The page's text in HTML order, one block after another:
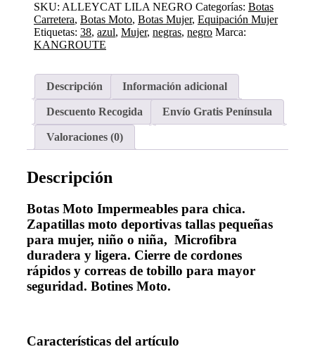
AZUL
NEGRO
cantidad
SKU: ALLEYCAT LILA NEGRO Categorías: Botas
Carretera, Botas Moto, Botas Mujer, Equipación Mujer
Etiquetas: 38, azul, Mujer, negras, negro Marca:
KANGROUTE
Descripción Información adicional
Descuento Recogida Envío Gratis Península
Valoraciones (0)
Descripción
Botas Moto Impermeables para chica.
Zapatillas moto deportivas tallas pequeñas
para mujer, niño o niña, Microfibra
duradera y ligera. Cierre de cordones
rápidos y correas de tobillo para mayor
seguridad. Botines Moto.
Características del artículo